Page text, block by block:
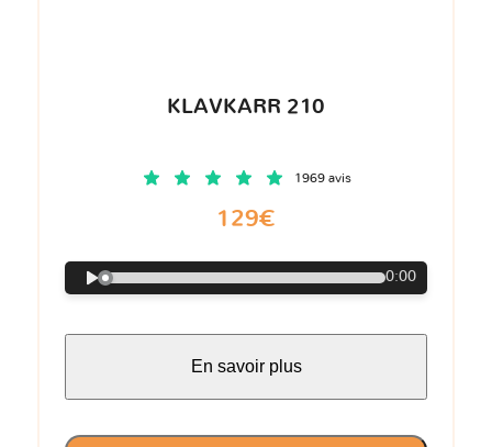
KLAVKARR 210
1969 avis
129€
0:00
En savoir plus